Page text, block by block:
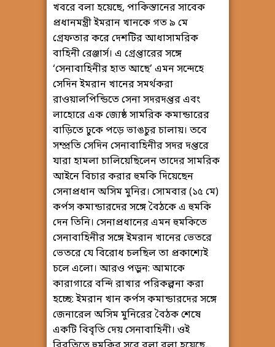
খবরে বলা হয়েছে, পাকিস্তানের সাবেক
প্রধানমন্ত্রী ইমরান খানকে গত ৯ মে
গ্রেফতার করে দেশটির আধাসামরিক
বাহিনী রেঞ্জার্স। এ গ্রেপ্তারের সঙ্গে
‘সেনাবাহিনীর হাত আছে’ এমন সন্দেহে
সেদিন ইমরান খানের সমর্থকরা
রাওয়ালপিন্ডিতে সেনা সদরদপ্তর এবং
লাহোরে এক জ্যেষ্ঠ সামরিক কমান্ডারের
বাড়িতে ঢুকে পড়ে ভাঙচুর চালায়। তবে
সম্প্রতি সেদিন সেনাবাহিনীর সদর দপ্তরে
যারা হামলা চালিয়েছিলেন তাদের সামরিক
আইনে বিচার করার হুমকি দিয়েছেন
সেনাপ্রধান অসিম মুনির। সোমবার (১৫ মে)
কর্পস কমান্ডারদের সঙ্গে বৈঠকে এ হুমকি
দেন তিনি। সেনাপ্রধানের এমন হুমকিতে
সেনাবাহিনীর সঙ্গে ইমরান খানের ভেতরে
ভেতরে যে বিরোধ চলছিল তা প্রকাশ্যেই
চলে এলো। আরও পড়ুন: আমাকে
কারাগারে বন্দি রাখার পরিকল্পনা করা
হচ্ছে: ইমরান খান কর্পস কমান্ডারদের সঙ্গে
জেনারেল অসিম মুনিরের বৈঠক শেষে
একটি বিবৃতি দেয় সেনাবাহিনী। ওই